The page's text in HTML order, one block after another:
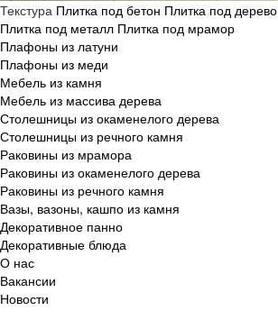
Текстура Плитка под бетон Плитка под дерево
Плитка под металл Плитка под мрамор
Плафоны из латуни
Плафоны из меди
Мебель из камня
Мебель из массива дерева
Столешницы из окаменелого дерева
Столешницы из речного камня
Раковины из мрамора
Раковины из окаменелого дерева
Раковины из речного камня
Вазы, вазоны, кашпо из камня
Декоративное панно
Декоративные блюда
О нас
Вакансии
Новости